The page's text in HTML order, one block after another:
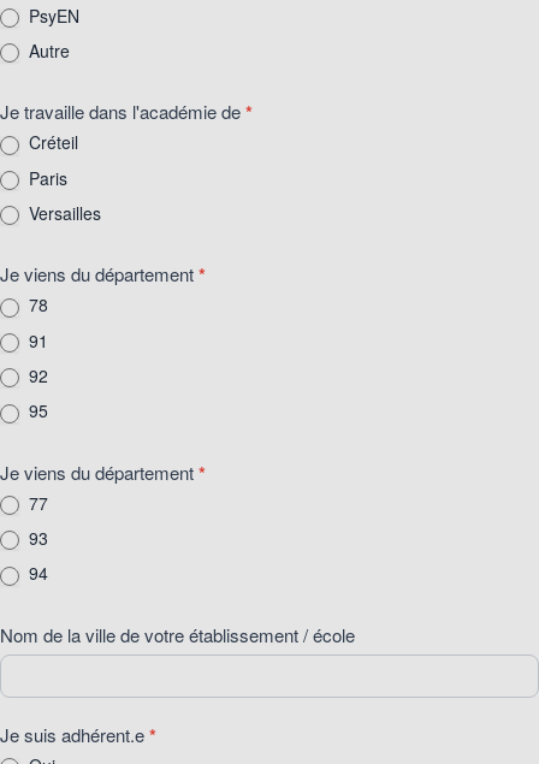
PsyEN
Autre
Je travaille dans l'académie de*
Créteil
Paris
Versailles
Je viens du département*
78
91
92
95
Je viens du département*
77
93
94
Nom de la ville de votre établissement / école
Je suis adhérent.e*